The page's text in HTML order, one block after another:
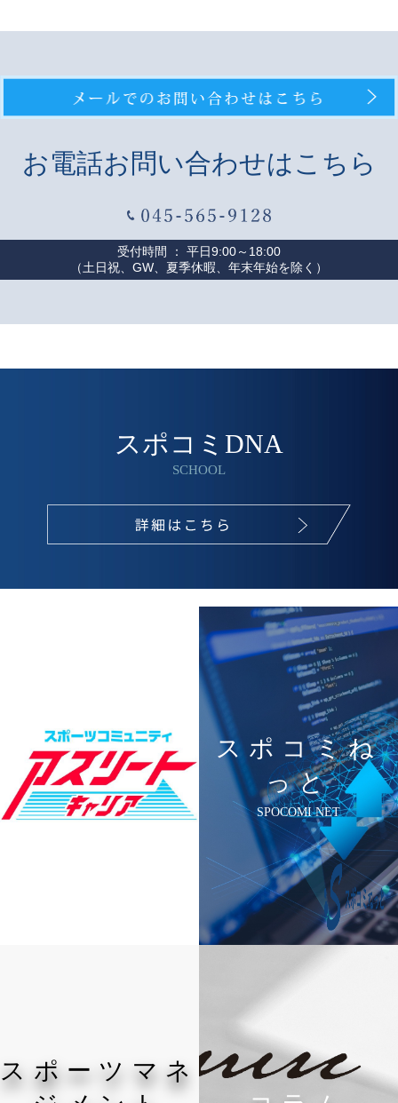
お電話お問い合わせはこちら
受付時間 ： 平日9:00～18:00
（土日祝、GW、夏季休暇、年末年始を除く）
スポコミDNA
SCHOOL
スポコミね
っと
SPOCOMI NET
スポーツマネ